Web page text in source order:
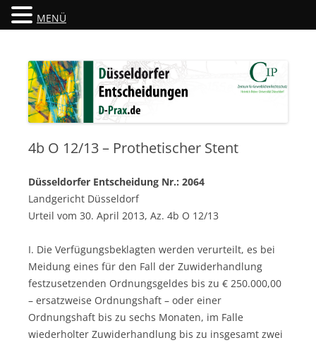
Düsseldorfer Entscheidungen
4b O 12/13 – Prothetischer Stent
Düsseldorfer Entscheidung Nr.: 2064
Landgericht Düsseldorf
Urteil vom 30. April 2013, Az. 4b O 12/13
I. Die Verfügungsbeklagten werden verurteilt, es bei
Meidung eines für den Fall der Zuwiderhandlung
festzusetzenden Ordnungsgeldes bis zu € 250.000,00
– ersatzweise Ordnungshaft – oder einer
Ordnungshaft bis zu sechs Monaten, im Falle
wiederholter Zuwiderhandlung bis zu insgesamt zwei
MENÜ